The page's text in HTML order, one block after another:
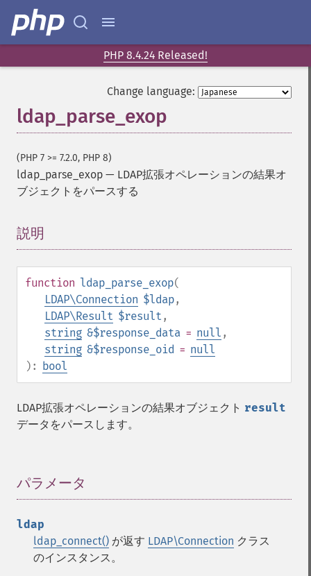
PHP 8.4.24 Released!
Change language:
ldap_parse_exop
(PHP 7 >= 7.2.0, PHP 8)
ldap_parse_exop — LDAP拡張オペレーションの結果オ
ブジェクトをパースする
説明
function ldap_parse_exop(
LDAP\Connection $ldap,
LDAP\Result $result ,
string &$response_data = null ,
string &$response_oid = null
): bool
LDAP拡張オペレーションの結果オブジェクト result
データをパースします。
パラメータ
ldap
ldap_connect() が返す LDAP\Connection クラス
のインスタンス。